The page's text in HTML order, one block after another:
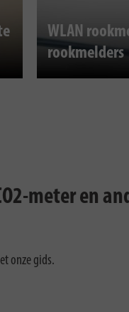
WLAN
rookmelders
meter en
onze gids.